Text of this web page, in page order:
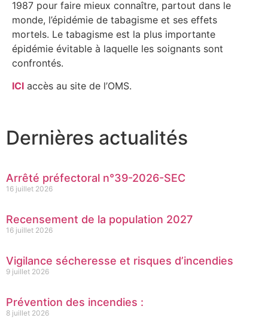
1987 pour faire mieux connaître, partout dans le
monde, l’épidémie de tabagisme et ses effets
mortels. Le tabagisme est la plus importante
épidémie évitable à laquelle les soignants sont
confrontés.
ICI accès au site de l’OMS.
Dernières actualités
Arrêté préfectoral n°39-2026-SEC
16 juillet 2026
Recensement de la population 2027
16 juillet 2026
Vigilance sécheresse et risques d’incendies
9 juillet 2026
Prévention des incendies :
8 juillet 2026